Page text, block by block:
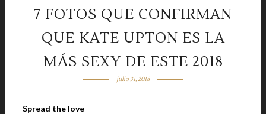
7 FOTOS QUE CONFIRMAN
QUE KATE UPTON ES LA
MÁS SEXY DE ESTE 2018
julio 31, 2018
Spread the love